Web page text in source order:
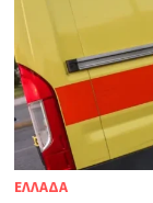
ΕΛΛΑΔΑ